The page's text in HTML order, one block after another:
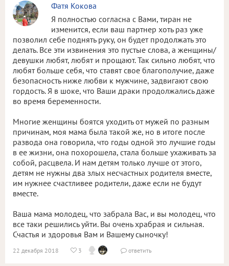
Фатя Кокова
Я полностью согласна с Вами, тиран не
изменится, если ваш партнер хоть раз уже
позволил себе поднять руку, он будет продолжать это
делать. Все эти извинения это пустые слова, а женщины/
девушки любят, любят и прощают. Так сильно любят, что
любят больше себя, что ставят свое благополучие, даже
безопасность ниже любви к мужчине, задвигают свою
гордость. Я в шоке, что Ваши драки продолжались даже
во время беременности.
Многие женщины боятся уходить от мужей по разным
причинам, моя мама была такой же, но в итоге после
развода она говорила, что годы одной это лучшие годы
в ее жизни, она похорошела, стала больше ухаживать за
собой, расцвела. И нам детям только лучше от этого,
детям не нужны два злых несчастных родителя вместе,
им нужнее счастливее родители, даже если не будут
вместе.
Ваша мама молодец, что забрала Вас, и вы молодец, что
все таки решились уйти. Вы очень храбрая и сильная.
Счастья и здоровья Вам и Вашему сыночку!
22 декабря 2018  3  ответить